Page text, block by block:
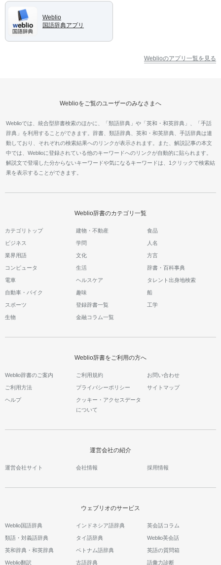
Weblio
国語辞典アプリ
Weblioのアプリ一覧を見る
Weblioをご覧のユーザーのみなさまへ
Weblioでは、統合型辞書検索のほかに、「類語辞典」や「英和・和英辞典」、「手話
辞典」を利用することができます。辞書、類語辞典、英和・和英辞典、手話辞典は連
動しており、それぞれの検索結果へのリンクが表示されます。また、解説記事の本文
中では、Weblioに登録されている他のキーワードへのリンクが自動的に貼られます。
解説文で登場した分からないキーワードや気になるキーワードは、1クリックで検索結
果を表示することができます。
Weblio辞書のカテゴリ一覧
カテゴリトップ 建物・不動産 食品
ビジネス 学問 人名
業界用語 文化 方言
コンピュータ 生活 辞書・百科事典
電車 ヘルスケア タレント出身地検索
自動車・バイク 趣味 船
スポーツ 登録辞書一覧 工学
生物 金融コラム一覧
Weblio辞書をご利用の方へ
Weblio辞書のご案内 ご利用規約 お問い合わせ
ご利用方法 プライバシーポリシー サイトマップ
ヘルプ
クッキー・アクセスデータ
について
運営会社の紹介
運営会社サイト 会社情報 採用情報
ウェブリオのサービス
Weblio国語辞典
類語・対義語辞典
英和辞典・和英辞典
Weblio翻訳
インドネシア語辞典
タイ語辞典
ベトナム語辞典
古語辞典
英会話コラム
Weblio英会話
英語の質問箱
語彙力診断